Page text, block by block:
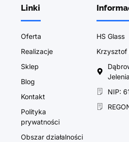
Linki
Oferta
Realizacje
Sklep
Blog
Kontakt
Polityka
prywatności
Obszar działalności
HS Glass
Krzysztof
NIP: